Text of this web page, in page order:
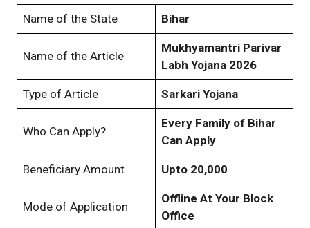
Name of the State Bihar
Name of the Article
Mukhyamantri Parivar
Labh Yojana 2026
Type of Article Sarkari Yojana
Who Can Apply?
Every Family of Bihar
Can Apply
Beneficiary Amount Upto 20,000
Mode of Application
Offline At Your Block
Office